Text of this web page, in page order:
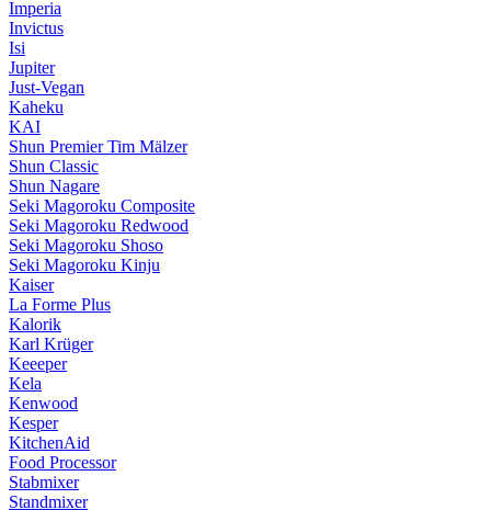
Imperia
Invictus
Isi
Jupiter
Just-Vegan
Kaheku
KAI
Shun Premier Tim Mälzer
Shun Classic
Shun Nagare
Seki Magoroku Composite
Seki Magoroku Redwood
Seki Magoroku Shoso
Seki Magoroku Kinju
Kaiser
La Forme Plus
Kalorik
Karl Krüger
Keeeper
Kela
Kenwood
Kesper
KitchenAid
Food Processor
Stabmixer
Standmixer